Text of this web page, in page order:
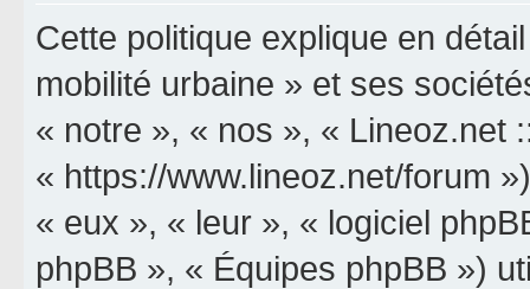
Cette politique explique en
mobilité urbaine » et ses
« notre », « nos », « Lineoz.net
« https://www.lineoz.net/forum
« eux », « leur », « logiciel
phpBB », « Équipes phpBB »)